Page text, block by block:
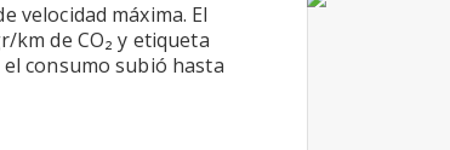
velocidad máxima. El
km de CO₂ y etiqueta
consumo subió hasta